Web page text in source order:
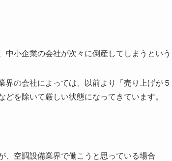
中小企業の会社が次々に倒産してしまうとい
界の会社によっては、以前より「売り上げが
を除いて厳しい状態になってきています。
、空調設備業界で働こうと思っている場合